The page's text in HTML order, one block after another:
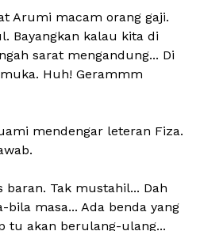
Arumi macam orang gaji.
Bayangkan kalau kita di
sarat mengandung... Di
Huh! Gerammm
mendengar leteran Fiza.
baran. Tak mustahil... Dah
masa... Ada benda yang
tu akan berulang-ulang...